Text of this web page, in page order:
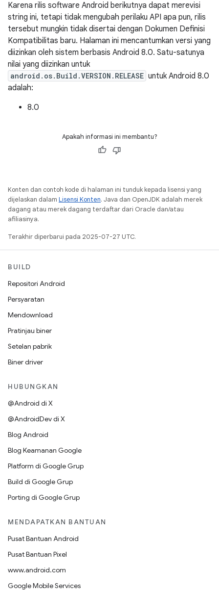
Karena rilis software Android berikutnya dapat merevisi
string ini, tetapi tidak mengubah perilaku API apa pun, rilis
tersebut mungkin tidak disertai dengan Dokumen Definisi
Kompatibilitas baru. Halaman ini mencantumkan versi yang
diizinkan oleh sistem berbasis Android 8.0. Satu-satunya
nilai yang diizinkan untuk
android.os.Build.VERSION.RELEASE untuk Android 8.0
adalah:
8.0
Apakah informasi ini membantu?
Konten dan contoh kode di halaman ini tunduk kepada lisensi yang
dijelaskan dalam Lisensi Konten. Java dan OpenJDK adalah merek
dagang atau merek dagang terdaftar dari Oracle dan/atau
afiliasinya.
Terakhir diperbarui pada 2025-07-27 UTC.
BUILD
Repositori Android
Persyaratan
Mendownload
Pratinjau biner
Setelan pabrik
Biner driver
HUBUNGKAN
@Android di X
@AndroidDev di X
Blog Android
Blog Keamanan Google
Platform di Google Grup
Build di Google Grup
Porting di Google Grup
MENDAPATKAN BANTUAN
Pusat Bantuan Android
Pusat Bantuan Pixel
www.android.com
Google Mobile Services